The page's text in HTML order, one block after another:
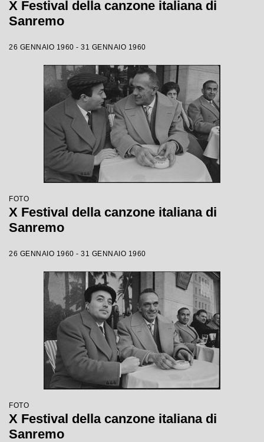
X Festival della canzone italiana di
Sanremo
26 GENNAIO 1960 - 31 GENNAIO 1960
FOTO
X Festival della canzone italiana di
Sanremo
26 GENNAIO 1960 - 31 GENNAIO 1960
FOTO
X Festival della canzone italiana di
Sanremo